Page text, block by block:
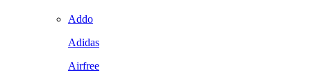
Addo
Adidas
Airfree